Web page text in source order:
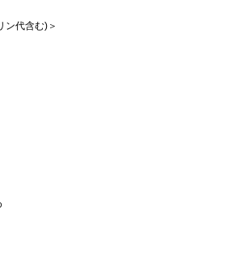
代含む)＞